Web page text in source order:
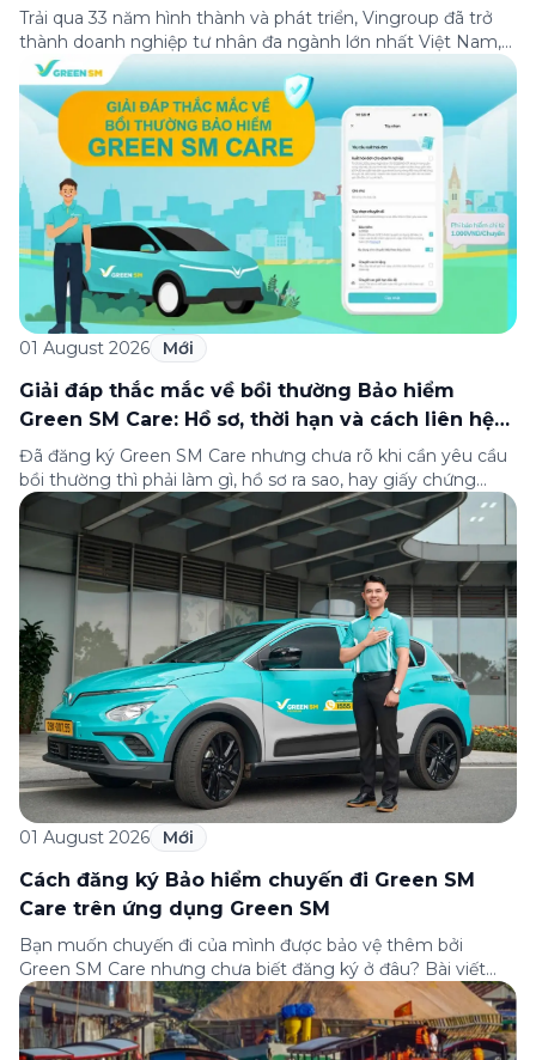
Trải qua 33 năm hình thành và phát triển, Vingroup đã trở
thành doanh nghiệp tư nhân đa ngành lớn nhất Việt Nam,
lọt Top 30 doanh nghiệp lớn nhất Đông Nam Á theo bảng
xếp hạng của Tạp chí Fortune (Mỹ). Nhân kỷ niệm 33 năm
thành lập (8/8/1993 đến 8/8/2026), Green SM trân […]
01 August 2026 Mới
Giải đáp thắc mắc về bồi thường Bảo hiểm
Green SM Care: Hồ sơ, thời hạn và cách liên hệ
hỗ trợ
Đã đăng ký Green SM Care nhưng chưa rõ khi cần yêu cầu
bồi thường thì phải làm gì, hồ sơ ra sao, hay giấy chứng
nhận bảo hiểm tìm ở đâu? Bài viết này tổng hợp đầy đủ các
câu hỏi thường gặp nhất về quy trình bồi thường và hỗ trợ
của Green […]
01 August 2026 Mới
Cách đăng ký Bảo hiểm chuyến đi Green SM
Care trên ứng dụng Green SM
Bạn muốn chuyến đi của mình được bảo vệ thêm bởi
Green SM Care nhưng chưa biết đăng ký ở đâu? Bài viết
dưới đây sẽ hướng dẫn chi tiết cách tham gia (và hủy tham
gia) gói bảo hiểm này ngay trên ứng dụng Green SM, cùng
những lưu ý quan trọng trước khi […]